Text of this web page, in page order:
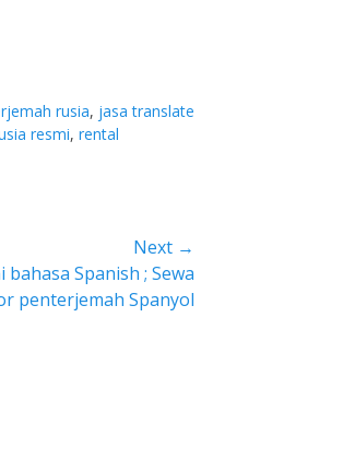
rusia, jasa translate
resmi, rental
Next →
bahasa Spanish ; Sewa
penterjemah Spanyol